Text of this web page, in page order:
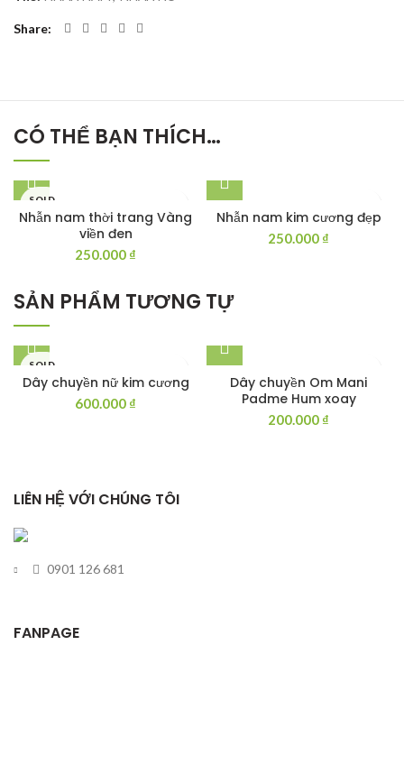
Share
CÓ THỂ BẠN THÍCH…
SOLD
OUT
Nhẫn nam thời trang Vàng
viền đen
250.000 ₫
Nhẫn nam kim cương đẹp
250.000 ₫
SẢN PHẨM TƯƠNG TỰ
SOLD
OUT
Dây chuyền nữ kim cương
600.000 ₫
Dây chuyền Om Mani
Padme Hum xoay
200.000 ₫
LIÊN HỆ VỚI CHÚNG TÔI
0901 126 681
FANPAGE